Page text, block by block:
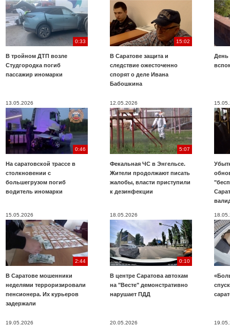
0:33
В тройном ДТП возле
Студгородка погиб
пассажир иномарки
15:02
В Саратове защита и
следствие ожесточенно
спорят о деле Ивана
Бабошкина
День
13.05.2026
0:46
На саратовской трассе в
столкновении с
большегрузом погиб
водитель иномарки
12.05.2026
5:07
Фекальная ЧС в Энгельсе.
Жители продолжают писать
жалобы, власти приступили
к дезинфекции
15.05.2026
2:44
В Саратове мошенники
неделями терроризировали
пенсионера. Их курьеров
задержали
18.05.2026
0:10
В центре Саратова автохам
на "Весте" демонстративно
нарушает ПДД
19.05.2026 20.05.2026